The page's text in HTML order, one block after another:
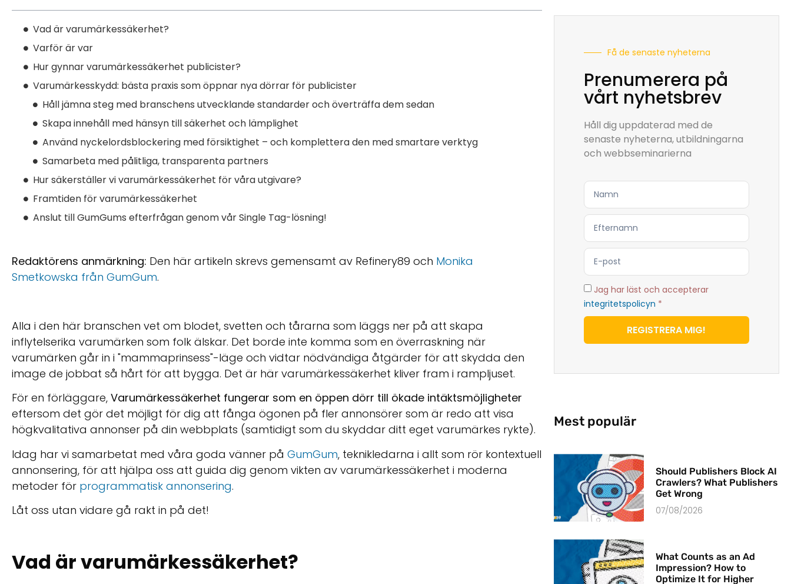
Vad är varumärkessäkerhet?
Varför är var
Hur gynnar varumärkessäkerhet publicister?
Varumärkesskydd: bästa praxis som öppnar nya dörrar för publicister
Håll jämna steg med branschens utvecklande standarder och överträffa dem sedan
Skapa innehåll med hänsyn till säkerhet och lämplighet
Använd nyckelordsblockering med försiktighet – och komplettera den med smartare verktyg
Samarbeta med pålitliga, transparenta partners
Hur säkerställer vi varumärkessäkerhet för våra utgivare?
Framtiden för varumärkessäkerhet
Anslut till GumGums efterfrågan genom vår Single Tag-lösning!
Redaktörens anmärkning: Den här artikeln skrevs gemensamt av Refinery89 och Monika
Smetkowska från GumGum.
Alla i den här branschen vet om blodet, svetten och tårarna som läggs ner på att skapa
inflytelserika varumärken som folk älskar. Det borde inte komma som en överraskning när
varumärken går in i "mammaprinsess"-läge och vidtar nödvändiga åtgärder för att skydda den
image de jobbat så hårt för att bygga. Det är här varumärkessäkerhet kliver fram i rampljuset.
För en förläggare, Varumärkessäkerhet fungerar som en öppen dörr till ökade intäktsmöjligheter
eftersom det gör det möjligt för dig att fånga ögonen på fler annonsörer som är redo att visa
högkvalitativa annonser på din webbplats (samtidigt som du skyddar ditt eget varumärkes rykte).
Idag har vi samarbetat med våra goda vänner på GumGum, teknikledarna i allt som rör kontextuell
annonsering, för att hjälpa oss att guida dig genom vikten av varumärkessäkerhet i moderna
metoder för programmatisk annonsering.
Låt oss utan vidare gå rakt in på det!
Vad är varumärkessäkerhet?
Få de senaste nyheterna
Prenumerera på
vårt nyhetsbrev
Håll dig uppdaterad med de
senaste nyheterna, utbildningarna
och webbseminarierna
Jag har läst och accepterar
integritetspolicyn *
REGISTRERA MIG!
Mest populär
Should Publishers Block AI
Crawlers? What Publishers
Get Wrong
07/08/2026
What Counts as an Ad
Impression? How to
Optimize It for Higher